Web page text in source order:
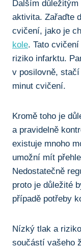
Dalším
aktivita. Zařaďte
cvičení, jako je
kole. Tato
riziko⁤ infarktu.
v posilovně,‌
⁤minut ‍cvičení.
Kromě toho je
a pravidelně‌
existuje ​mnoho
umožní mít
Nedostatečně
proto je důležité
případě potřeby
Nízký tlak a
součástí vašeho